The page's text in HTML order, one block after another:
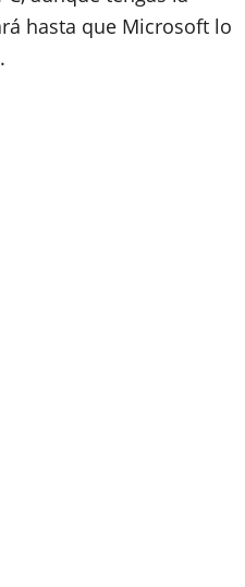
hasta que Microsoft lo